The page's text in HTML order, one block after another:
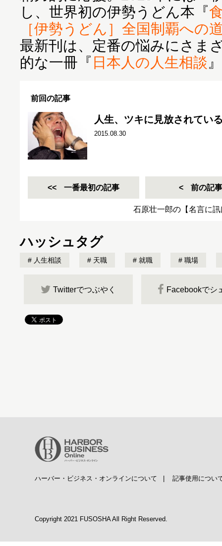
し、世界初の伊勢うどん本『
［伊勢うどん］全国制覇への
最新刊は、定番の悩みにさま
的な一冊『 日本人の人生相談
前回の記事
人生、ツキに見放されてい
2015.08.30
一番最初の記事 前の記事
石原壮一郎の【名言に
ハッシュタグ
人生相談 天職 就職 職場
Twitterでつぶやく Facebookでシ
ハーバー・ビジネス・オンラインについて 記事使用につい
Copyright 2021 FUSOSHA All Right Reserved.